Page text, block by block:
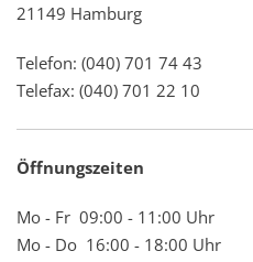
21149 Hamburg
Telefon: (040) 701 74 43
Telefax: (040) 701 22 10
Öffnungszeiten
Mo - Fr 09:00 - 11:00 Uhr
Mo - Do 16:00 - 18:00 Uhr